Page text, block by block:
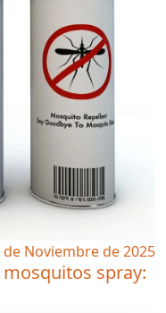
Noviembre de 2025
spray: